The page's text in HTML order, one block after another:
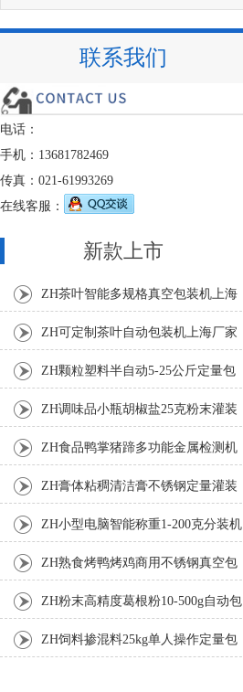
联系我们
电话：
手机：13681782469
传真：021-61993269
在线客服：
新款上市
ZH茶叶智能多规格真空包装机上海
厂家 ZH可定制茶叶自动包装机上海厂家
ZH颗粒塑料半自动5-25公斤定量包
装机 ZH调味品小瓶胡椒盐25克粉末灌装
ZH食品鸭掌猪蹄多功能金属检测机
ZH膏体粘稠清洁膏不锈钢定量灌装
机厂家 ZH小型电脑智能称重1-200克分装机
ZH熟食烤鸭烤鸡商用不锈钢真空包
装机 ZH粉末高精度葛根粉10-500g自动包
装机 ZH饲料掺混料25kg单人操作定量包